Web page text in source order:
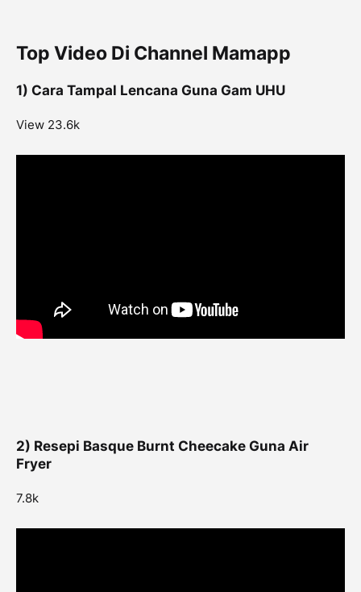
Top Video Di Channel Mamapp
1) Cara Tampal Lencana Guna Gam UHU
View 23.6k
2) Resepi Basque Burnt Cheecake Guna Air
Fryer
7.8k